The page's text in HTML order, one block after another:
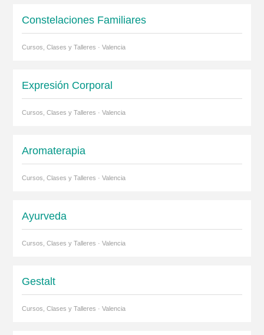
Constelaciones Familiares
Cursos, Clases y Talleres · Valencia
Expresión Corporal
Cursos, Clases y Talleres · Valencia
Aromaterapia
Cursos, Clases y Talleres · Valencia
Ayurveda
Cursos, Clases y Talleres · Valencia
Gestalt
Cursos, Clases y Talleres · Valencia